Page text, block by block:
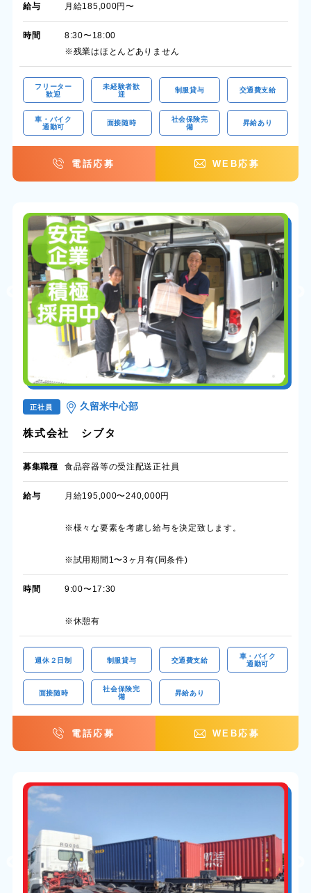
給与 月給185,000円〜
時間
8:30〜18:00
※残業はほとんどありません
フリーター
歓迎
未経験者歓
迎
制服貸与 交通費支給
車・バイク
通勤可
面接随時
社会保険完
備
昇給あり
電話応募 WEB応募
正社員 久留米中心部
株式会社 シブタ
募集職種 食品容器等の受注配送正社員
給与 月給195,000〜240,000円
※様々な要素を考慮し給与を決定致します。
※試用期間1〜3ヶ月有(同条件)
時間 9:00〜17:30
※休憩有
週休２日制 制服貸与 交通費支給
車・バイク
通勤可
面接随時
社会保険完
備
昇給あり
電話応募 WEB応募